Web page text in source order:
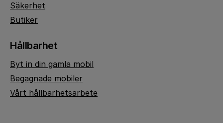
Säkerhet
Butiker
Hållbarhet
Byt in din gamla mobil
Begagnade mobiler
Vårt hållbarhetsarbete